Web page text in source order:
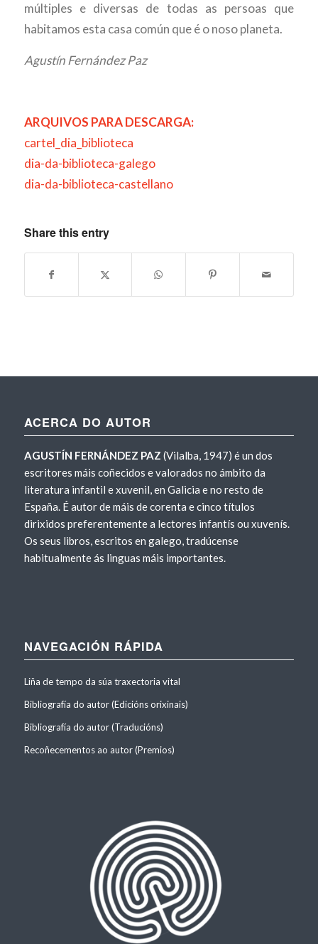
múltiples e diversas de todas as persoas que
habitamos esta casa común que é o noso planeta.
Agustín Fernández Paz
ARQUIVOS PARA DESCARGA:
cartel_dia_biblioteca
dia-da-biblioteca-galego
dia-da-biblioteca-castellano
Share this entry
ACERCA DO AUTOR
AGUSTÍN FERNÁNDEZ PAZ (Vilalba, 1947) é un dos
escritores máis coñecidos e valorados no ámbito da
literatura infantil e xuvenil, en Galicia e no resto de
España. É autor de máis de corenta e cinco títulos
dirixidos preferentemente a lectores infantís ou xuvenís.
Os seus libros, escritos en galego, tradúcense
habitualmente ás linguas máis importantes.
NAVEGACIÓN RÁPIDA
Liña de tempo da súa traxectoria vital
Bibliografía do autor (Edicións orixinais)
Bibliografía do autor (Traducións)
Recoñecementos ao autor (Premios)